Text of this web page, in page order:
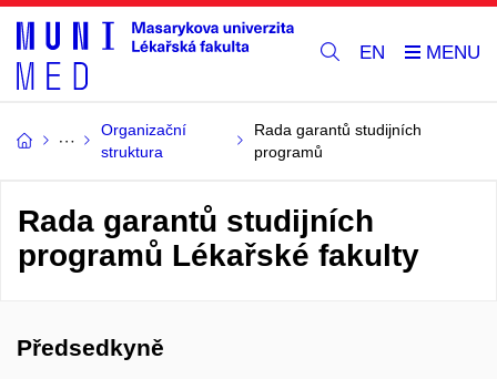
EN
Organizační
struktura
Rada garantů studijních
programů
Rada garantů studijních
programů Lékařské fakulty
Předsedkyně